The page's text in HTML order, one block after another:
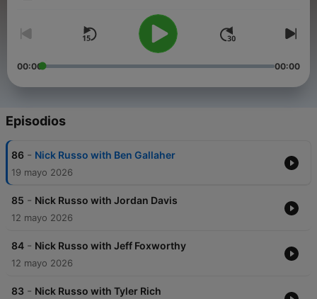
00:00 00:00
Episodios
86 - Nick Russo with Ben Gallaher
19 mayo 2026
85 - Nick Russo with Jordan Davis
12 mayo 2026
84 - Nick Russo with Jeff Foxworthy
12 mayo 2026
83 - Nick Russo with Tyler Rich